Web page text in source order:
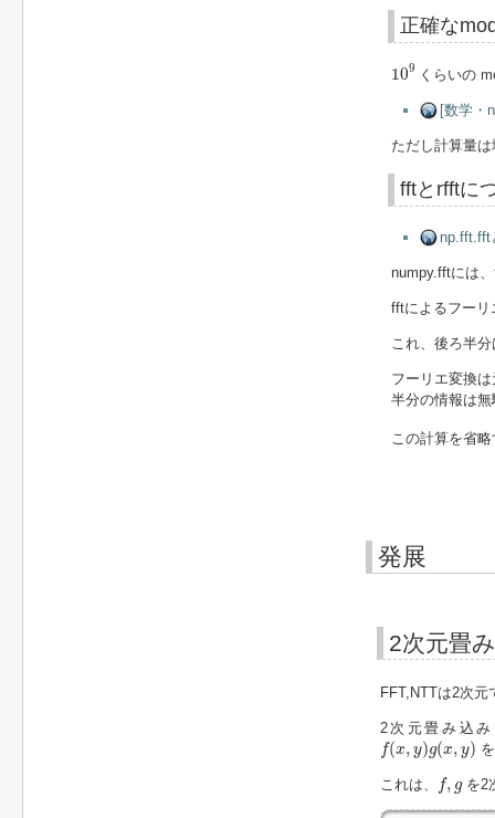
正確な
109
109
くらいの
[数学・
ただし計算量
fftとrfftに
np.fft.fft
numpy.fftには
fftによるフーリ
これ、後ろ半
フーリエ変換
半分の情報は
この計算を省
発展
2次元畳
FFT,NTTは2次元
2次元畳み込
f(x, y)g(x, y)
(x,y)g(x,y
これは、 f, g
,g を2